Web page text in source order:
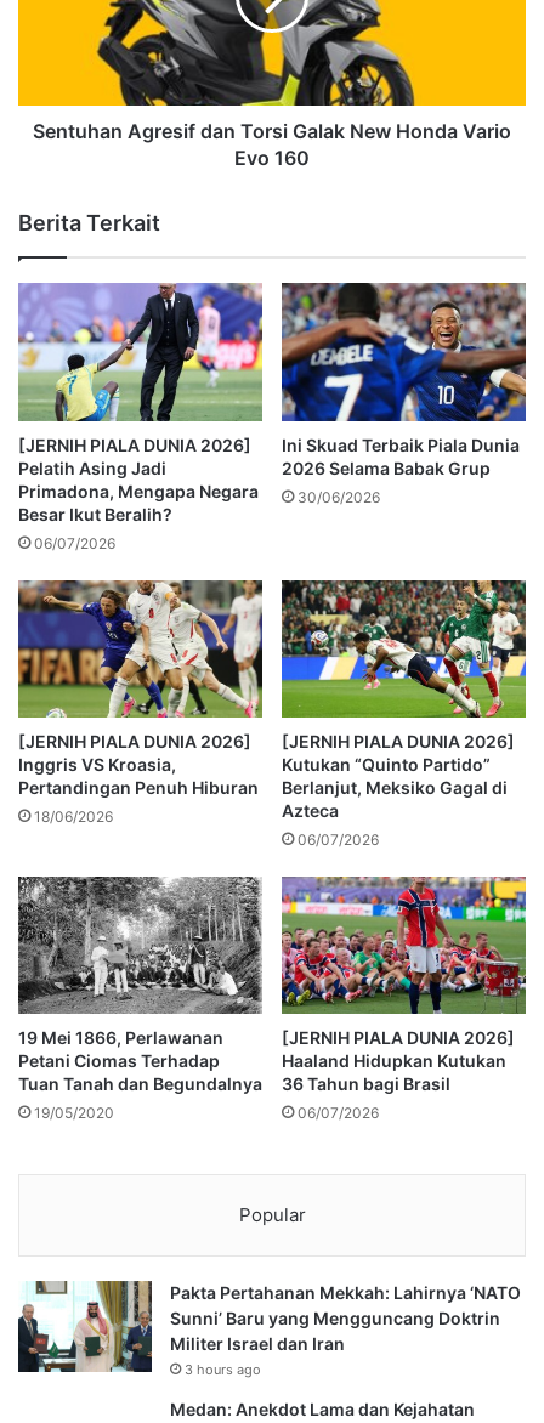
Sentuhan Agresif dan Torsi Galak New Honda Vario
Evo 160
Berita Terkait
[JERNIH PIALA DUNIA 2026]
Pelatih Asing Jadi
Primadona, Mengapa Negara
Besar Ikut Beralih?
06/07/2026
Ini Skuad Terbaik Piala Dunia
2026 Selama Babak Grup
30/06/2026
[JERNIH PIALA DUNIA 2026]
Inggris VS Kroasia,
Pertandingan Penuh Hiburan
18/06/2026
[JERNIH PIALA DUNIA 2026]
Kutukan “Quinto Partido”
Berlanjut, Meksiko Gagal di
Azteca
06/07/2026
19 Mei 1866, Perlawanan
Petani Ciomas Terhadap
Tuan Tanah dan Begundalnya
19/05/2020
[JERNIH PIALA DUNIA 2026]
Haaland Hidupkan Kutukan
36 Tahun bagi Brasil
06/07/2026
Popular
Pakta Pertahanan Mekkah: Lahirnya ‘NATO
Sunni’ Baru yang Mengguncang Doktrin
Militer Israel dan Iran
3 hours ago
Medan: Anekdot Lama dan Kejahatan